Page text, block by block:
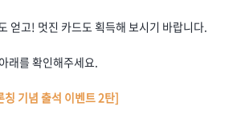
얻고! 멋진 카드도 획득해 보시기 바랍니다.
래를 확인해주세요.
칭 기념 출석 이벤트 2탄]